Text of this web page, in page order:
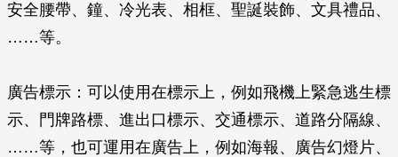
安全腰帶、鐘、冷光表、相框、聖誕裝飾、文具禮品、
……等。
廣告標示 ：可以使用在標示上，例如飛機上緊急逃生標
示、門牌路標、進出口標示、交通標示、道路分隔線、
……等，也可運用在廣告上，例如海報、廣告幻燈片、